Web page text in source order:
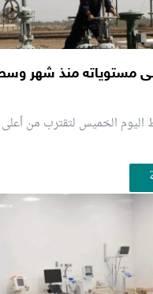
مستوياته منذ شهر
اليوم الخميس لتقترب من